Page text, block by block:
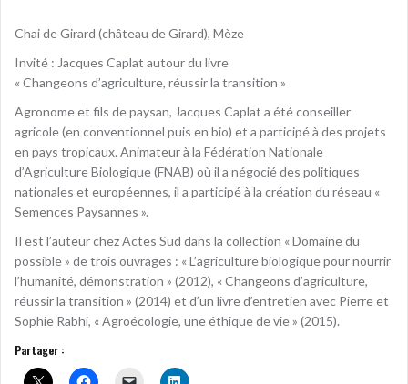
Chai de Girard (château de Girard), Mèze
Invité : Jacques Caplat autour du livre
« Changeons d’agriculture, réussir la transition »
Agronome et fils de paysan, Jacques Caplat a été conseiller
agricole (en conventionnel puis en bio) et a participé à des projets
en pays tropicaux. Animateur à la Fédération Nationale
d’Agriculture Biologique (FNAB) où il a négocié des politiques
nationales et européennes, il a participé à la création du réseau «
Semences Paysannes ».
Il est l’auteur chez Actes Sud dans la collection « Domaine du
possible » de trois ouvrages : « L’agriculture biologique pour nourrir
l’humanité, démonstration » (2012), « Changeons d’agriculture,
réussir la transition » (2014) et d’un livre d’entretien avec Pierre et
Sophie Rabhi, « Agroécologie, une éthique de vie » (2015).
Partager :